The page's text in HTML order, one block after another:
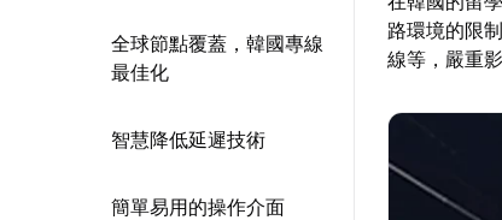
全球節點覆蓋，韓國專線
最佳化
智慧降低延遲技術
簡單易用的操作介面
路環境的限
線等，嚴重